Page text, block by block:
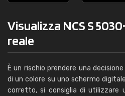
Visualizza NCS S
reale
È un rischio prendere una
di un colore su uno schermo
corretto, si consiglia di utilizzare